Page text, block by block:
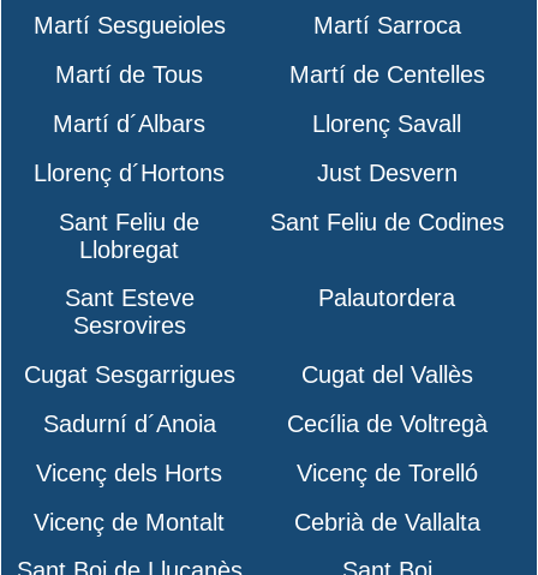
Martí Sesgueioles
Martí Sarroca
Martí de Tous
Martí de Centelles
Martí d´Albars
Llorenç Savall
Llorenç d´Hortons
Just Desvern
Sant Feliu de
Llobregat
Sant Feliu de Codines
Sant Esteve
Sesrovires
Palautordera
Cugat Sesgarrigues
Cugat del Vallès
Sadurní d´Anoia
Cecília de Voltregà
Vicenç dels Horts
Vicenç de Torelló
Vicenç de Montalt
Cebrià de Vallalta